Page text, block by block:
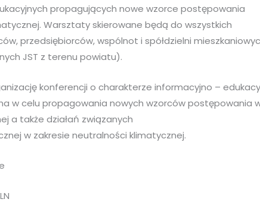
propagujących nowe wzorce postępowania
Warsztaty skierowane będą do wszystkich
przedsiębiorców, wspólnot i spółdzielni
JST z terenu powiatu).
konferencji o charakterze informacyjno –
w celu propagowania nowych wzorców postępowania
a także działań związanych
w zakresie neutralności klimatycznej.